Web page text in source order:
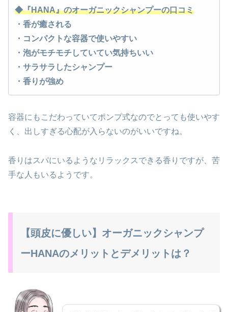
◆『HANA』のオーガニックシャンプーの口コミ
・香が癒される
・コンパクトな容器で使いやすい
・泡がモチモチしていてい気持ちいい
・サラサラしたシャンプー
・香りが強め
容器にもこだわっていてポンプ式なのでとっても使いやす
く、出しすぎる心配が入らないのがいいですね。
香りはスパにいるようなリラックスできる香りですが、苦
手な人もいるようです。
【頭皮に優しい】オーガニックシャンプ
ーHANAのメリットとデメリットは？